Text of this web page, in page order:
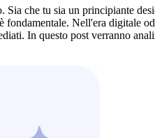
che tu sia un principiante
Nell'era digitale
In questo post verranno